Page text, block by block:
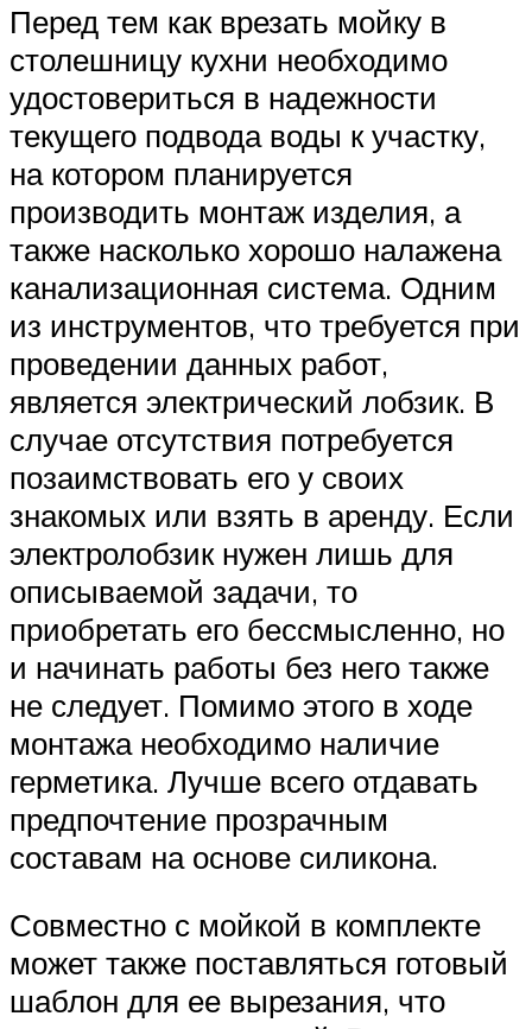
Перед тем как врезать мойку в
столешницу кухни необходимо
удостовериться в надежности
текущего подвода воды к участку,
на котором планируется
производить монтаж изделия, а
также насколько хорошо налажена
канализационная система. Одним
из инструментов, что требуется при
проведении данных работ,
является электрический лобзик. В
случае отсутствия потребуется
позаимствовать его у своих
знакомых или взять в аренду. Если
электролобзик нужен лишь для
описываемой задачи, то
приобретать его бессмысленно, но
и начинать работы без него также
не следует. Помимо этого в ходе
монтажа необходимо наличие
герметика. Лучше всего отдавать
предпочтение прозрачным
составам на основе силикона.
Совместно с мойкой в комплекте
может также поставляться готовый
шаблон для ее вырезания, что